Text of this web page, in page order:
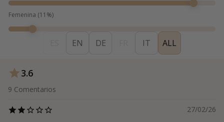
Femenina (11 %)
EN DE IT ALL
3.6
9 Comentarios
27/02/26